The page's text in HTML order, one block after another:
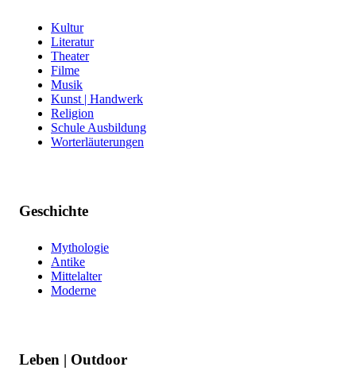
Kultur
Literatur
Theater
Filme
Musik
Kunst | Handwerk
Religion
Schule Ausbildung
Worterläuterungen
Geschichte
Mythologie
Antike
Mittelalter
Moderne
Leben | Outdoor